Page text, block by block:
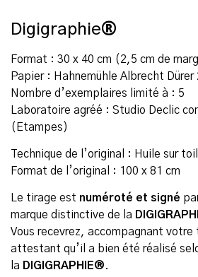
Digigraphie®
Format : 30 x 40 cm (2,5 cm de
Papier : Hahnemühle Albrecht Dürer
Nombre d’exemplaires limité à : 5
Laboratoire agréé : Studio Declic
(Etampes)
Technique de l’original : Huile sur
Format de l’original : 100 x 81 cm
Le tirage est numéroté et signé
marque distinctive de la
Vous recevrez, accompagnant
attestant qu’il a bien été réalisé
la DIGIGRAPHIE®.